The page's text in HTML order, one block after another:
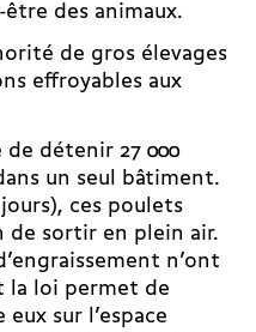
des animaux.
de gros élevages
effroyables aux
de détenir 27 000
un seul bâtiment.
ces poulets
de sortir en plein air.
n’ont
la loi permet de
eux sur l’espace